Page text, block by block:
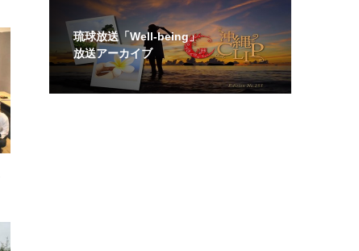
琉球放送「Well-being」
放送アーカイブ